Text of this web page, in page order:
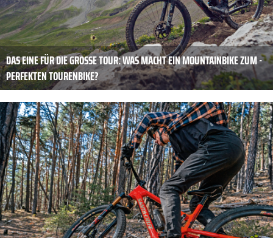
DAS EINE FÜR DIE ­GROSSE TOUR: WAS MACHT EIN MOUNTAINBIKE ZUM ­P
ERFEKTEN TOURENBIKE?